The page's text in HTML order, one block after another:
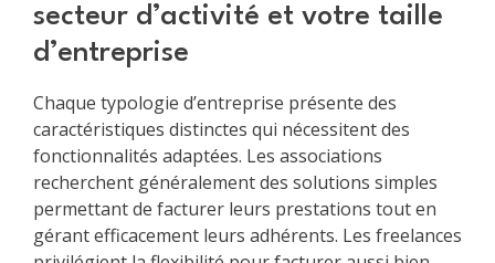
secteur d’activité et votre taille
d’entreprise
Chaque typologie d’entreprise présente des
caractéristiques distinctes qui nécessitent des
fonctionnalités adaptées. Les associations
recherchent généralement des solutions simples
permettant de facturer leurs prestations tout en
gérant efficacement leurs adhérents. Les freelances